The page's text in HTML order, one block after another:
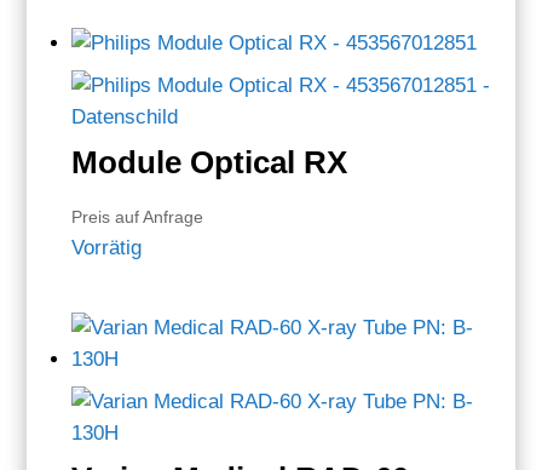
Module Optical RX
Preis auf Anfrage
Vorrätig